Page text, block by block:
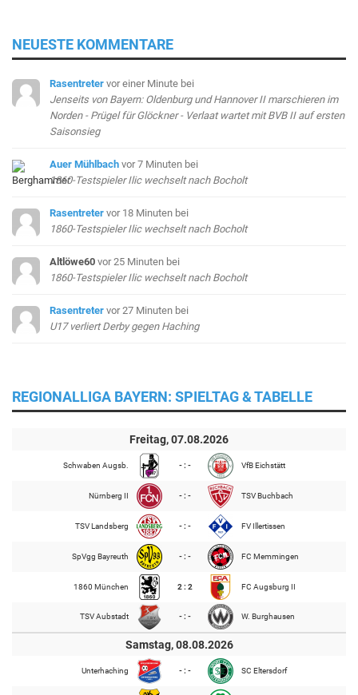
NEUESTE KOMMENTARE
Rasentreter vor einer Minute bei
Jenseits von Bayern: Oldenburg und Hannover II marschieren im
Norden - Prügel für Glöckner - Verlaat wartet mit BVB II auf ersten
Saisonsieg
Auer Mühlbach vor 7 Minuten bei
1860-Testspieler Ilic wechselt nach Bocholt
Rasentreter vor 18 Minuten bei
1860-Testspieler Ilic wechselt nach Bocholt
Altlöwe60 vor 25 Minuten bei
1860-Testspieler Ilic wechselt nach Bocholt
Rasentreter vor 27 Minuten bei
U17 verliert Derby gegen Haching
REGIONALLIGA BAYERN: SPIELTAG & TABELLE
Freitag, 07.08.2026
Schwaben Augsb. - : - VfB Eichstätt
Nürnberg II - : - TSV Buchbach
TSV Landsberg - : - FV Illertissen
SpVgg Bayreuth - : - FC Memmingen
1860 München 2 : 2 FC Augsburg II
TSV Aubstadt - : - W. Burghausen
Samstag, 08.08.2026
Unterhaching - : - SC Eltersdorf